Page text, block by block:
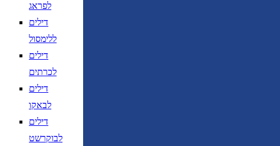
לפראג
דילים
ללימסול
דילים
לכרתים
דילים
לבאקו
דילים
לבוקרשט